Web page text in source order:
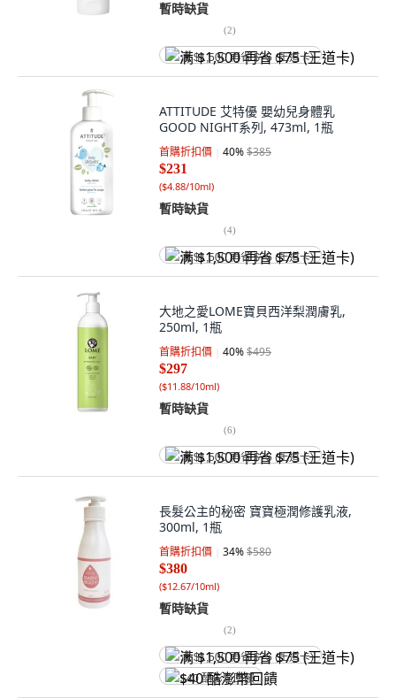
暫時缺貨
(2)
满 $1,500 再省 $75 (王道卡)
ATTITUDE 艾特優 嬰幼兒身體乳
GOOD NIGHT系列, 473ml, 1瓶
首購折扣價 40%$385
$231
($4.88/10ml)
暫時缺貨
(4)
满 $1,500 再省 $75 (王道卡)
大地之愛LOME寶貝西洋梨潤膚乳,
250ml, 1瓶
首購折扣價 40%$495
$297
($11.88/10ml)
暫時缺貨
(6)
满 $1,500 再省 $75 (王道卡)
長髮公主的秘密 寶寶極潤修護乳液,
300ml, 1瓶
首購折扣價 34%$580
$380
($12.67/10ml)
暫時缺貨
(2)
满 $1,500 再省 $75 (王道卡)
$40 酷澎幣回饋